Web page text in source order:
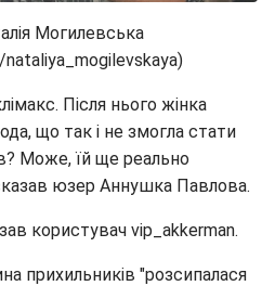
Могилевська
Після нього жінка
що так і не змогла стати
Може, їй ще реально
юзер Аннушка Павлова.
користувач vip_akkerman.
прихильників "розсипалася